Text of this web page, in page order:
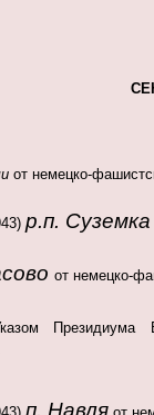
от немецко-
р.п. Суземка
от немецко-
Президиума
п. Навля